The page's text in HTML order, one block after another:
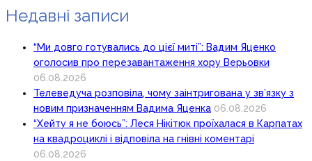
Недавні записи
“Ми довго готувались до цієї миті”: Вадим Яценко
оголосив про перезавантаження хору Верьовки
06.08.2026
Телеведуча розповіла, чому заінтригована у зв’язку з
новим призначенням Вадима Яценка 06.08.2026
“Хейту я не боюсь”: Леся Нікітюк проїхалася в Карпатах
на квадроциклі і відповіла на гнівні коментарі
06.08.2026